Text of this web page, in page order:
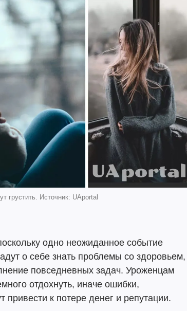
грустить. Источник: UAportal
одно неожиданное событие
о себе знать проблемы со здоровьем,
повседневных задач. Уроженцам
отдохнуть, иначе ошибки,
к потере денег и репутации.